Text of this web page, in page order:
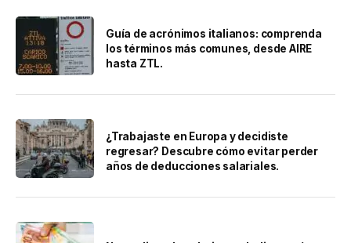
Guía de acrónimos italianos: comprenda
los términos más comunes, desde AIRE
hasta ZTL.
¿Trabajaste en Europa y decidiste
regresar? Descubre cómo evitar perder
años de deducciones salariales.